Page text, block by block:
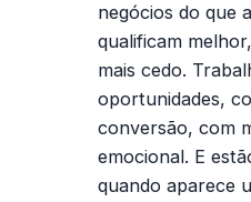
negócios do que
qualificam
mais cedo.
oportunidades,
conversão, com
emocional. E
quando aparece